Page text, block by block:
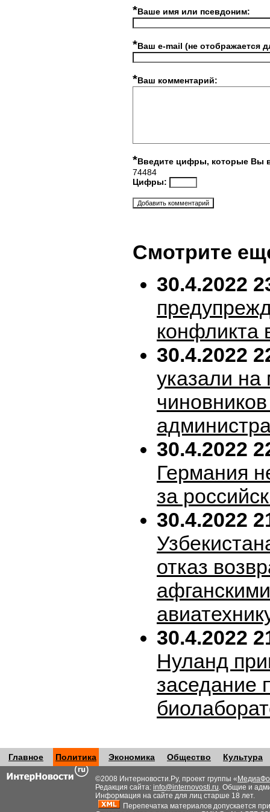
*Ваше имя или псевдоним:
*Ваш e-mail (не отображается
*Ваш комментарий:
*Введите цифры, которые Вы
74484
Цифры:
Смотрите
30.4.2022
конфликта
30.4.2022
указали на
30.4.2022
Германия
за
30.4.2022
отказ
30.4.2022
Нуланд
заседание
Главное Политика Экономика Общество Культура
©2008 Интерновости.Ру, проект группы «
Редакция сайта: info@internovosti.ru. Общие и
Информация на сайте для лиц старше 18 лет.
Перепечатка материалов допускается